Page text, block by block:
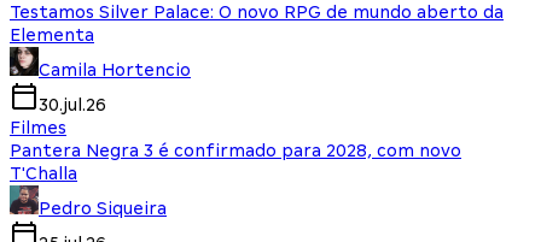
Testamos Silver Palace: O novo RPG de mundo aberto da
Elementa
Camila Hortencio
30.jul.26
Filmes
Pantera Negra 3 é confirmado para 2028, com novo
T'Challa
Pedro Siqueira